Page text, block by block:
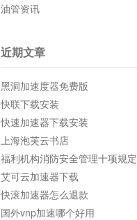
油管资讯
近期文章
黑洞加速度器免费版
快联下载安装
快速加速器下载安装
上海泡芙云书店
福利机构消防安全管理十项规定
艾可云加速器下载
快滚加速器怎么退款
国外vnp加速哪个好用